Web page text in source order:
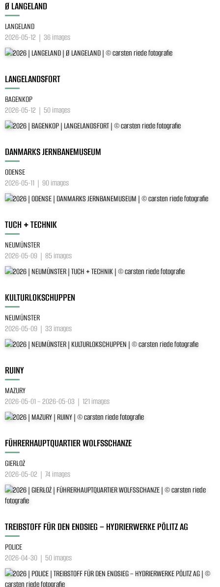
Ø LANGELAND
LANGELAND
2026-05-12 | 36 images
LANGELANDSFORT
BAGENKOP
2026-05-12 | 50 images
DANMARKS JERNBANEMUSEUM
ODENSE
2026-05-11 | 90 images
TUCH + TECHNIK
NEUMÜNSTER
2026-05-09 | 85 images
KULTURLOKSCHUPPEN
NEUMÜNSTER
2026-05-09 | 33 images
RUINY
MAZURY
2026-05-01 – 2026-05-03 | 121 images
FÜHRERHAUPTQUARTIER WOLFSSCHANZE
GIERŁOŻ
2026-05-02 | 74 images
TREIBSTOFF FÜR DEN ENDSIEG – HYDRIERWERKE PÖLITZ AG
POLICE
2026-04-30 | 50 images